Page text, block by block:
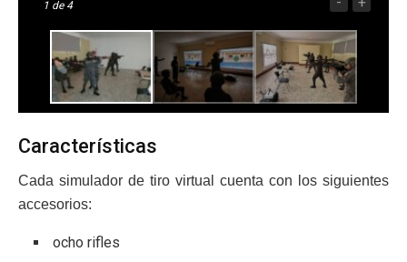
1 de 4
Características
Cada simulador de tiro virtual cuenta con los siguientes
accesorios:
ocho rifles